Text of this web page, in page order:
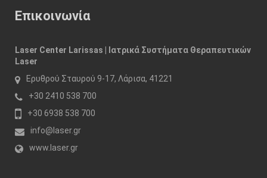
Επικοινωνία
Laser Center Larissas | Ιατρικά Συστήματα Θεραπευτικών
Laser
Ερυθρού Σταυρού 9-17, Λάρισα, 41221
+30 2410 538 700
+30 6938 538 700
info@laser.gr
www.laser.gr